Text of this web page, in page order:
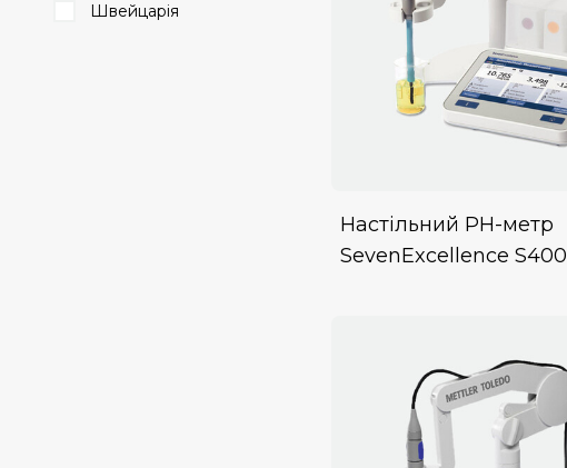
Швейцарія
Настільний РН-метр
SevenExcellence S400